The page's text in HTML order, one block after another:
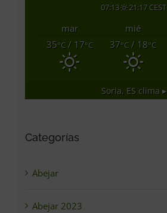
07:13 21:17 CEST
mar mié
35°C/ 17°C 37°C / 18°C
Soria, ESclima ▸
Categorías
Abejar
Abejar 2023